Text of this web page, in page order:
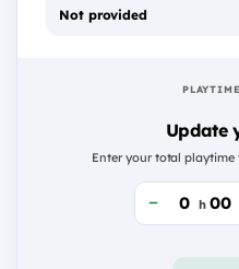
Not provided
PLAYTIME
Update
Enter your total playtime
h